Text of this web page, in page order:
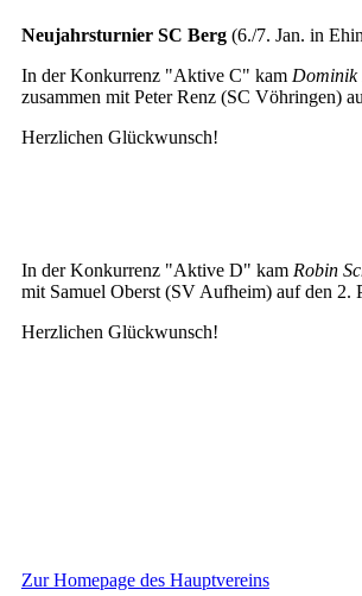
Neujahrsturnier SC Berg (6./7. Jan. in
In der Konkurrenz "Aktive C" kam Dominik
zusammen mit Peter Renz (SC Vöhringen)
Herzlichen Glückwunsch!
In der Konkurrenz "Aktive D" kam Robin
mit Samuel Oberst (SV Aufheim) auf den 2.
Herzlichen Glückwunsch!
Zur Homepage des Hauptvereins